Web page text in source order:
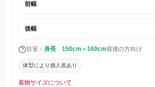
前幅
後幅
目安： 身長 150cm～160cm前後の方向け
体型により個人差あり
着物サイズについて